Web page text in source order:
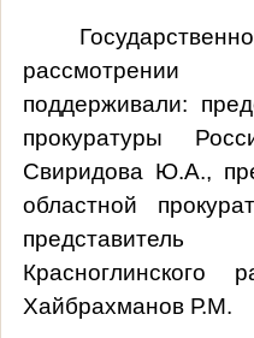
рассмотрении
поддерживали:
прокуратуры
Свиридова Ю.А.,
областной
Хайбрахманов Р.М.